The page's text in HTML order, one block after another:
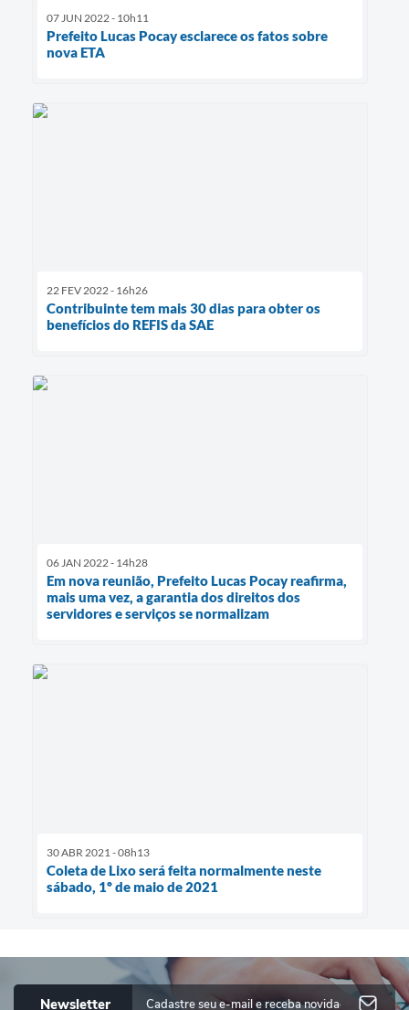
07 JUN 2022 - 10h11
Prefeito Lucas Pocay esclarece os fatos sobre
nova ETA
22 FEV 2022 - 16h26
Contribuinte tem mais 30 dias para obter os
benefícios do REFIS da SAE
06 JAN 2022 - 14h28
Em nova reunião, Prefeito Lucas Pocay reafirma,
mais uma vez, a garantia dos direitos dos
servidores e serviços se normalizam
30 ABR 2021 - 08h13
Coleta de Lixo será feita normalmente neste
sábado, 1º de maio de 2021
Newsletter